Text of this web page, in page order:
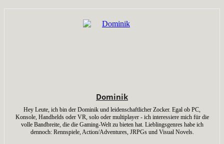
Dominik
Hey Leute, ich bin der Dominik und leidenschaftlicher Zocker. Egal ob PC,
Konsole, Handhelds oder VR, solo oder multiplayer - ich interessiere mich für die
volle Bandbreite, die die Gaming-Welt zu bieten hat. Lieblingsgenres habe ich
dennoch: Rennspiele, Action/Adventures, JRPGs und Visual Novels.